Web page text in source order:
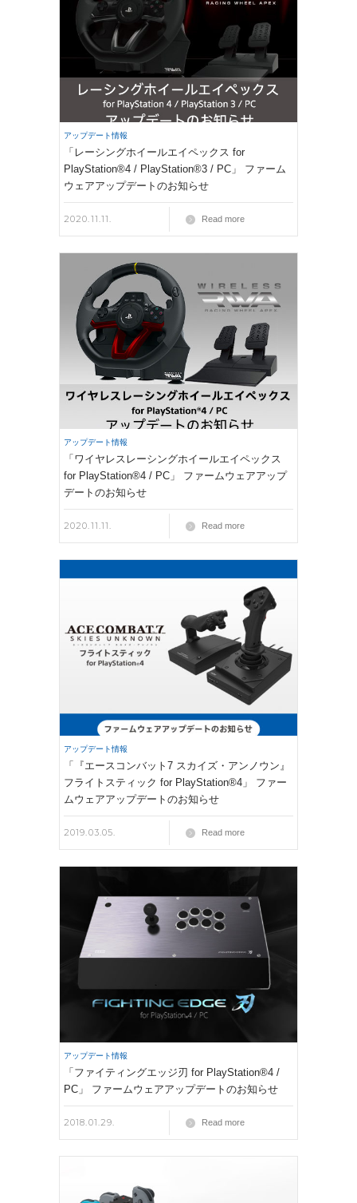
アップデート情報
「レーシングホイールエイペックス for
PlayStation®4 / PlayStation®3 / PC」 ファーム
ウェアアップデートのお知らせ
2020.11.11. Read more
アップデート情報
「ワイヤレスレーシングホイールエイペックス
for PlayStation®4 / PC」 ファームウェアアップ
デートのお知らせ
2020.11.11. Read more
アップデート情報
「『エースコンバット7 スカイズ・アンノウン』
フライトスティック for PlayStation®4」 ファー
ムウェアアップデートのお知らせ
2019.03.05. Read more
アップデート情報
「ファイティングエッジ刃 for PlayStation®4 /
PC」 ファームウェアアップデートのお知らせ
2018.01.29. Read more